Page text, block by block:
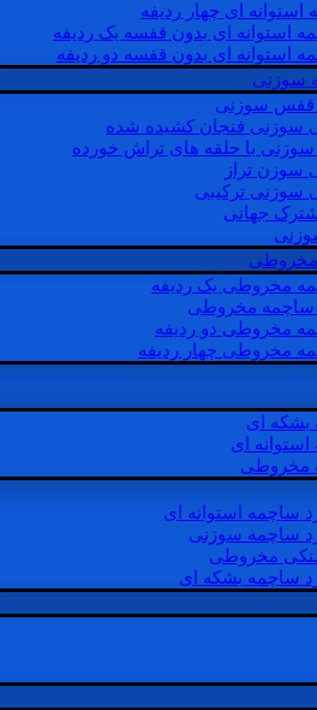
استوانه ای چهار ردیفه
استوانه ای بدون قفسه یک ردیفه
استوانه ای بدون قفسه دو ردیفه
سوزنی
قفس سوزنی
سوزنی فنجان کشیده شده
سوزنی با حلقه های تراش خورده
سوزن تراز
سوزنی ترکیبی
جهانی
مخروطی
مخروطی یک ردیفه
ساچمه مخروطی
مخروطی دو ردیفه
مخروطی چهار ردیفه
بشکه ای
ای
مخروطی
ساچمه استوانه ای
ساچمه سوزنی
مخروطی
ساچمه بشکه ای